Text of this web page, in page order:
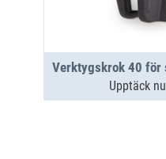
Upptäck nu